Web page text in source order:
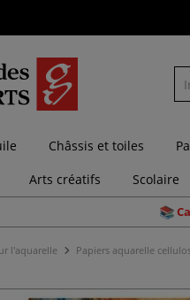
Châssis et toiles
Arts créatifs Scolaire
l'aquarelle Papiers aquarelle